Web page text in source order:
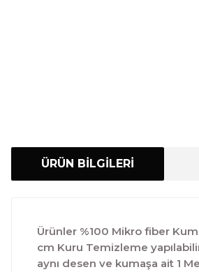
ÜRÜN BİLGİLERİ
Ürünler %100 Mikro fiber
cm Kuru Temizleme
aynı desen ve kumaşa ait 1